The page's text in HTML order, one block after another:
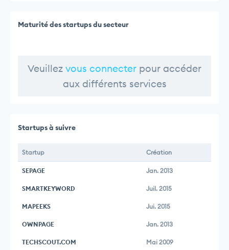
Maturité des startups du secteur
Veuillez vous connecter pour accéder
aux différents services
Startups à suivre
Startup Création
SEPAGE Jan. 2013
SMARTKEYWORD Juil. 2015
MAPEEKS Jui. 2015
OWNPAGE Jan. 2013
TECHSCOUT.COM Mai 2009